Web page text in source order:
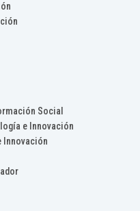
Social
e Innovación
Innovación